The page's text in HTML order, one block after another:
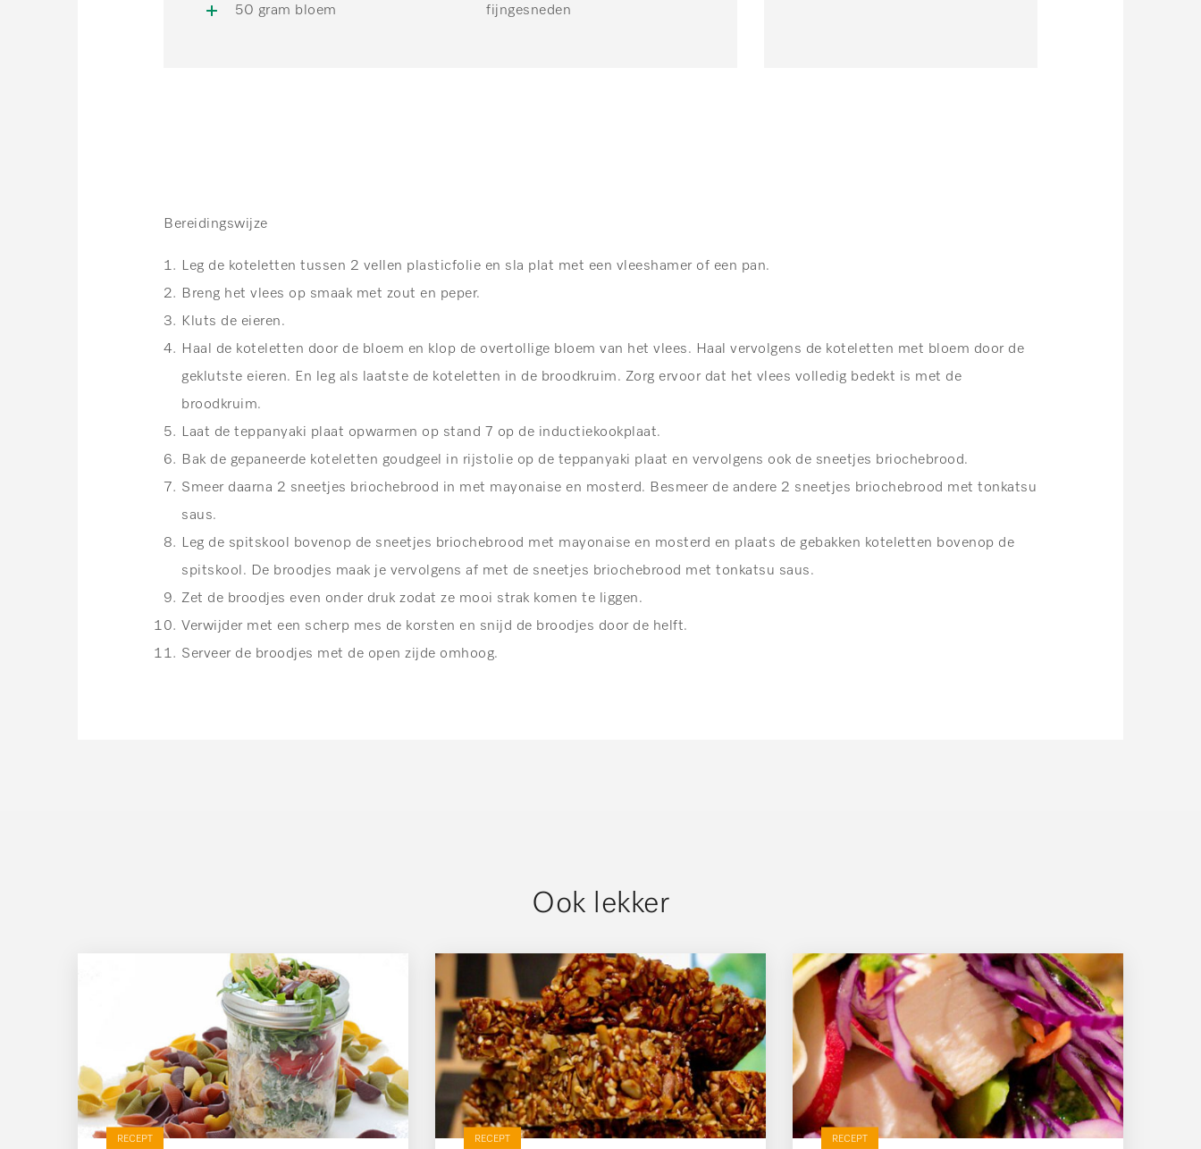
50 gram bloem
fijngesneden
Bereidingswijze
Leg de koteletten tussen 2 vellen plasticfolie en sla plat met een vleeshamer of een pan.
Breng het vlees op smaak met zout en peper.
Kluts de eieren.
Haal de koteletten door de bloem en klop de overtollige bloem van het vlees. Haal vervolgens de koteletten met bloem door de
geklutste eieren. En leg als laatste de koteletten in de broodkruim. Zorg ervoor dat het vlees volledig bedekt is met de
broodkruim.
Laat de teppanyaki plaat opwarmen op stand 7 op de inductiekookplaat.
Bak de gepaneerde koteletten goudgeel in rijstolie op de teppanyaki plaat en vervolgens ook de sneetjes briochebrood.
Smeer daarna 2 sneetjes briochebrood in met mayonaise en mosterd. Besmeer de andere 2 sneetjes briochebrood met tonkatsu
saus.
Leg de spitskool bovenop de sneetjes briochebrood met mayonaise en mosterd en plaats de gebakken koteletten bovenop de
spitskool. De broodjes maak je vervolgens af met de sneetjes briochebrood met tonkatsu saus.
Zet de broodjes even onder druk zodat ze mooi strak komen te liggen.
Verwijder met een scherp mes de korsten en snijd de broodjes door de helft.
Serveer de broodjes met de open zijde omhoog.
Ook lekker
RECEPT RECEPT RECEPT